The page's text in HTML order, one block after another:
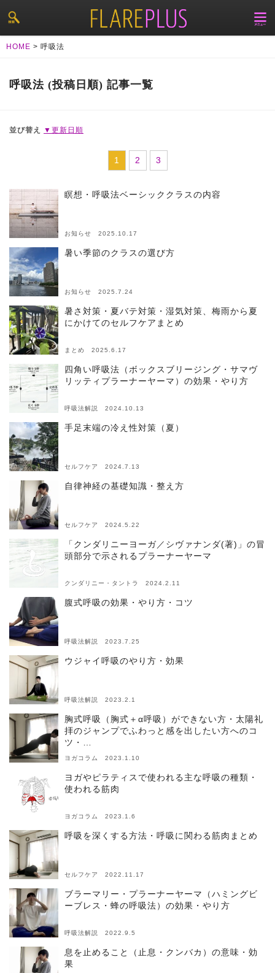
HOME > 呼吸法
呼吸法 (投稿日順) 記事一覧
並び替え ▼更新日順
1 2 3
瞑想・呼吸法ベーシッククラスの内容
お知らせ 2025.10.17
暑い季節のクラスの選び方
お知らせ 2025.7.24
暑さ対策・夏バテ対策・湿気対策、梅雨から夏
にかけてのセルフケアまとめ
まとめ 2025.6.17
四角い呼吸法（ボックスブリージング・サマヴ
リッティプラーナーヤーマ）の効果・やり方
呼吸法解説 2024.10.13
手足末端の冷え性対策（夏）
セルフケア 2024.7.13
自律神経の基礎知識・整え方
セルフケア 2024.5.22
「クンダリニーヨーガ／シヴァナンダ(著)」の冒
頭部分で示されるプラーナーヤーマ
クンダリニー・タントラ 2024.2.11
腹式呼吸の効果・やり方・コツ
呼吸法解説 2023.7.25
ウジャイ呼吸のやり方・効果
呼吸法解説 2023.2.1
胸式呼吸（胸式＋α呼吸）ができない方・太陽礼
拝のジャンプでふわっと感を出したい方へのコ
ツ・…
ヨガコラム 2023.1.10
ヨガやピラティスで使われる主な呼吸の種類・
使われる筋肉
ヨガコラム 2023.1.6
呼吸を深くする方法・呼吸に関わる筋肉まとめ
セルフケア 2022.11.17
ブラーマリー・プラーナーヤーマ（ハミングビ
ーブレス・蜂の呼吸法）の効果・やり方
呼吸法解説 2022.9.5
息を止めること（止息・クンバカ）の意味・効
果